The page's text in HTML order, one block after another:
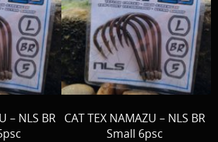
alle Benodigdheden
/ Stoelen / Onthaakmatten /
film
staff
– NLS BR CAT TEX NAMAZU – NLS BR
Small 6psc